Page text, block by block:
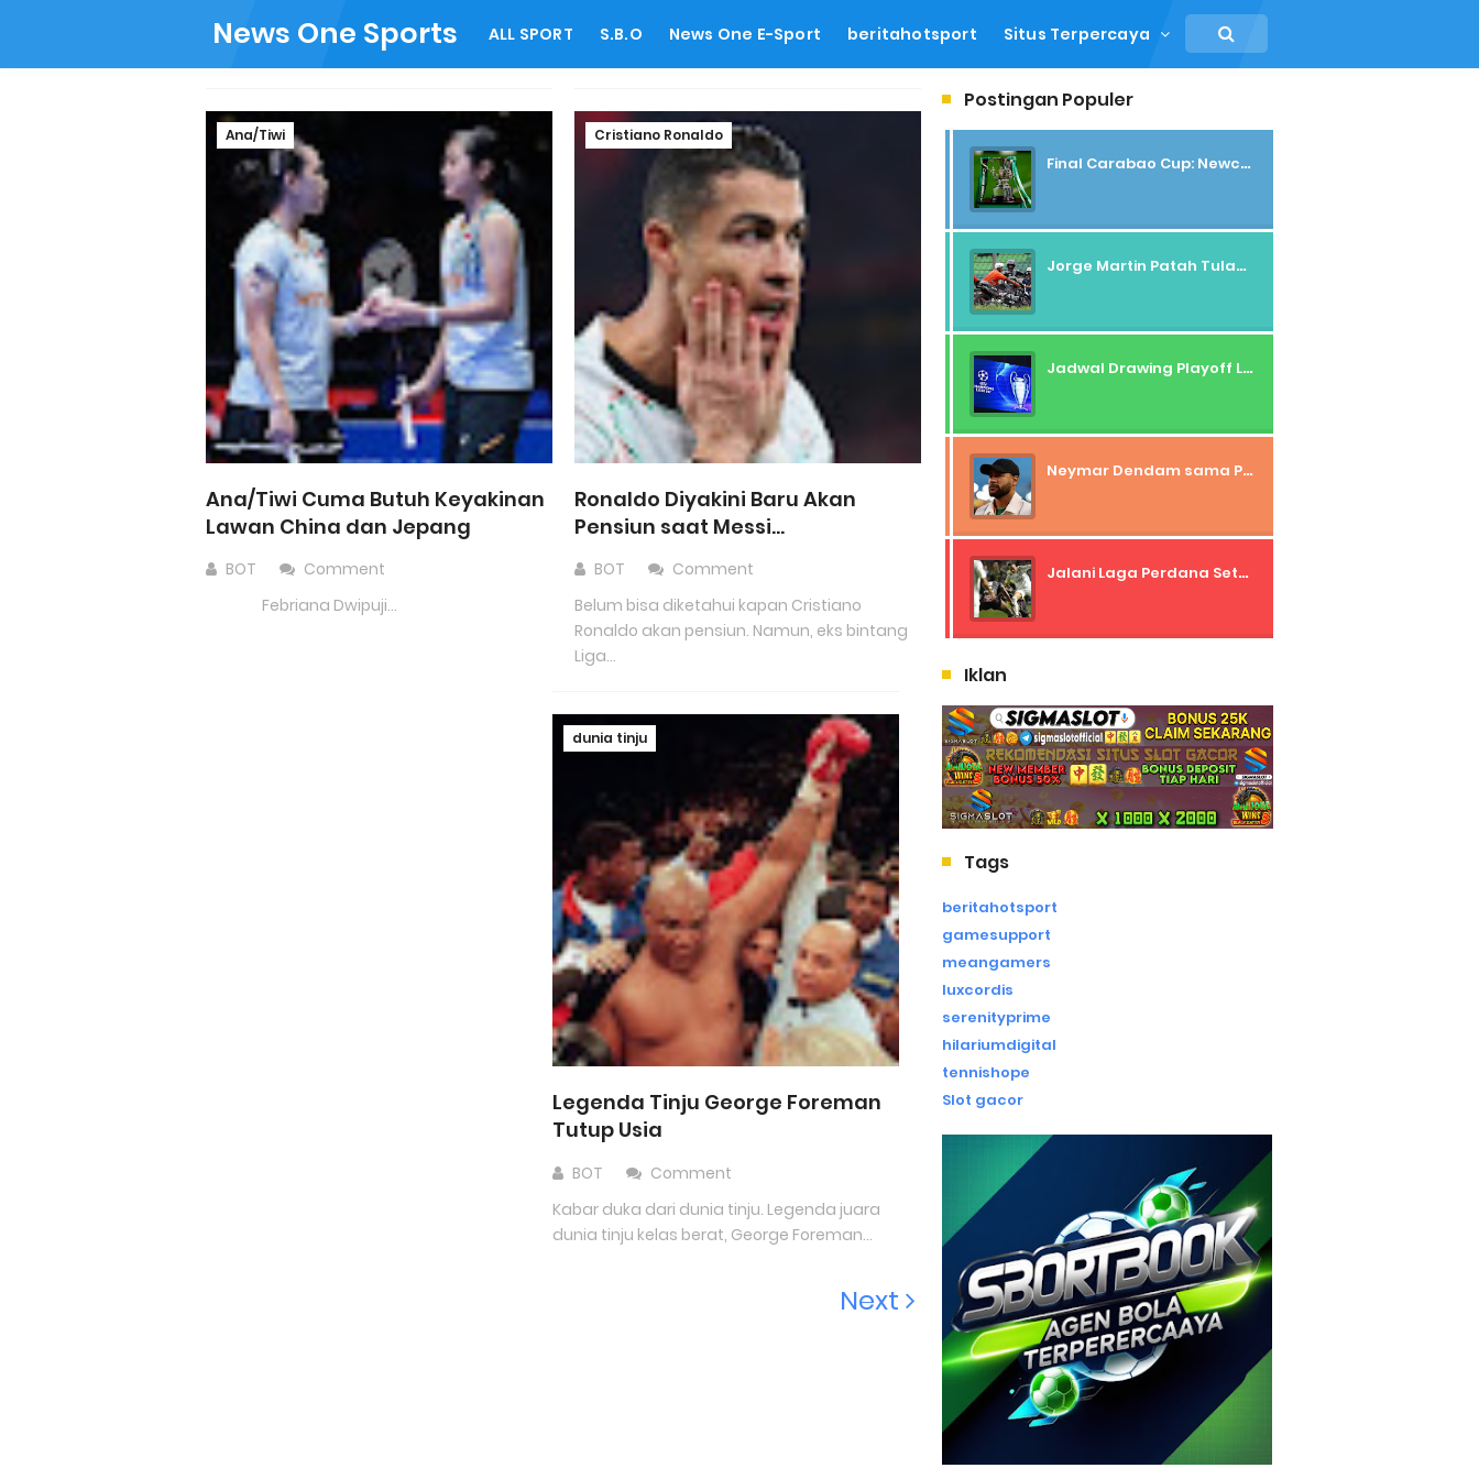
News One Sports ALL SPORT S.B.O News One E-Sport beritahotsport Situs Terpercaya
Ana/Tiwi
Ana/Tiwi Cuma Butuh Keyakinan
Lawan China dan Jepang
BOT
Comment
Febriana Dwipuji...
Cristiano Ronaldo
Ronaldo Diyakini Baru Akan
Pensiun saat Messi...
BOT
Comment
Belum bisa diketahui kapan Cristiano
Ronaldo akan pensiun. Namun, eks bintang
Liga...
dunia tinju
Legenda Tinju George Foreman
Tutup Usia
BOT
Comment
Kabar duka dari dunia tinju. Legenda juara
dunia tinju kelas berat, George Foreman...
Next
Postingan Populer
Final Carabao Cup: Newcastle Vs Tottenham/Liverpool
Jorge Martin Patah Tulang, Out dari Tes MotoGP Sepang 2025
Jadwal Drawing Playoff Liga Champions dan Liga Europa Nanti Malam
Neymar Dendam sama Pelatih Al Hilal?
Jalani Laga Perdana Setelah Mudik, Neymar: Aku Cinta Santos
Iklan
Tags
beritahotsport
gamesupport
meangamers
luxcordis
serenityprime
hilariumdigital
tennishope
Slot gacor